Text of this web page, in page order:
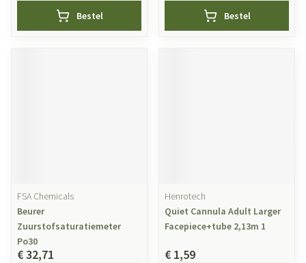
Bestel Bestel
FSA Chemicals
Beurer
Zuurstofsaturatiemeter
Po30
€ 32,71
Henrotech
Quiet Cannula Adult Larger
Facepiece+tube 2,13m 1
€ 1,59